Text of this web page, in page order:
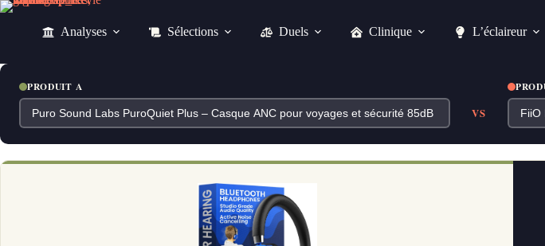
Passer
Analyses Sélections Duels Clinique L’éclaireur
PRODUIT A
VS